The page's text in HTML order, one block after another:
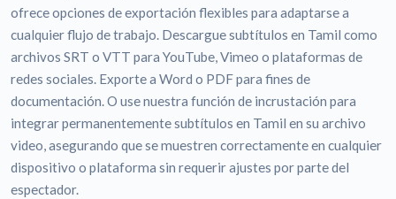
ofrece opciones de exportación flexibles para adaptarse a
cualquier flujo de trabajo. Descargue subtítulos en Tamil como
archivos SRT o VTT para YouTube, Vimeo o plataformas de
redes sociales. Exporte a Word o PDF para fines de
documentación. O use nuestra función de incrustación para
integrar permanentemente subtítulos en Tamil en su archivo
video, asegurando que se muestren correctamente en cualquier
dispositivo o plataforma sin requerir ajustes por parte del
espectador.